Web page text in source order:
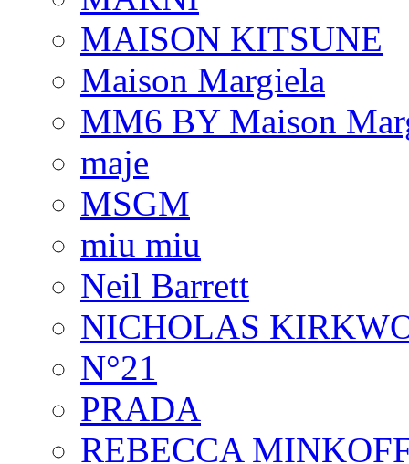
MAISON KITSUNE
Maison Margiela
MM6 BY Maison
maje
MSGM
miu miu
Neil Barrett
NICHOLAS
N°21
PRADA
REBECCA